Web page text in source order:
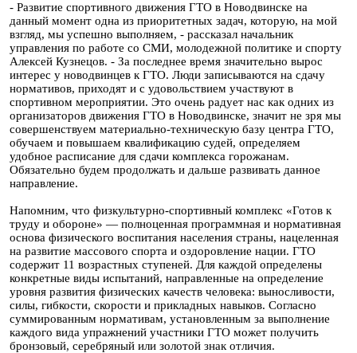
- Развитие спортивного движения ГТО в Новодвинске на
данный момент одна из приоритетных задач, которую, на мой
взгляд, мы успешно выполняем, - рассказал начальник
управления по работе со СМИ, молодежной политике и спорту
Алексей Кузнецов. - За последнее время значительно вырос
интерес у новодвинцев к ГТО. Люди записываются на сдачу
нормативов, приходят и с удовольствием участвуют в
спортивном мероприятии. Это очень радует нас как одних из
организаторов движения ГТО в Новодвинске, значит не зря мы
совершенствуем материально-техническую базу центра ГТО,
обучаем и повышаем квалификацию судей, определяем
удобное расписание для сдачи комплекса горожанам.
Обязательно будем продолжать и дальше развивать данное
направление.
Напомним, что физкультурно-спортивный комплекс «Готов к
труду и обороне» — полноценная программная и нормативная
основа физического воспитания населения страны, нацеленная
на развитие массового спорта и оздоровление нации. ГТО
содержит 11 возрастных ступеней. Для каждой определены
конкретные виды испытаний, направленные на определение
уровня развития физических качеств человека: выносливости,
силы, гибкости, скорости и прикладных навыков. Согласно
суммированным нормативам, установленным за выполнение
каждого вида упражнений участники ГТО может получить
бронзовый, серебряный или золотой знак отличия.